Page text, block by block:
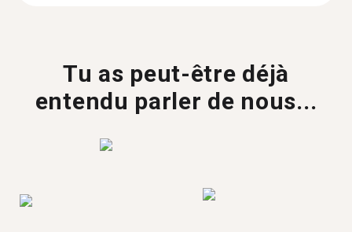
Tu as peut-être déjà
entendu parler de nous...